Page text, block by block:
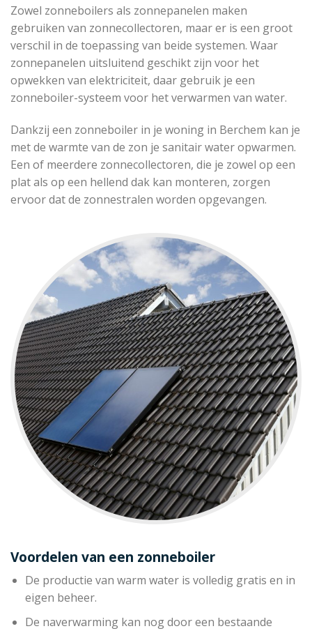
Zowel zonneboilers als zonnepanelen maken
gebruiken van zonnecollectoren, maar er is een groot
verschil in de toepassing van beide systemen. Waar
zonnepanelen uitsluitend geschikt zijn voor het
opwekken van elektriciteit, daar gebruik je een
zonneboiler-systeem voor het verwarmen van water.
Dankzij een zonneboiler in je woning in Berchem kan je
met de warmte van de zon je sanitair water opwarmen.
Een of meerdere zonnecollectoren, die je zowel op een
plat als op een hellend dak kan monteren, zorgen
ervoor dat de zonnestralen worden opgevangen.
Voordelen van een zonneboiler
De productie van warm water is volledig gratis en in
eigen beheer.
De naverwarming kan nog door een bestaande